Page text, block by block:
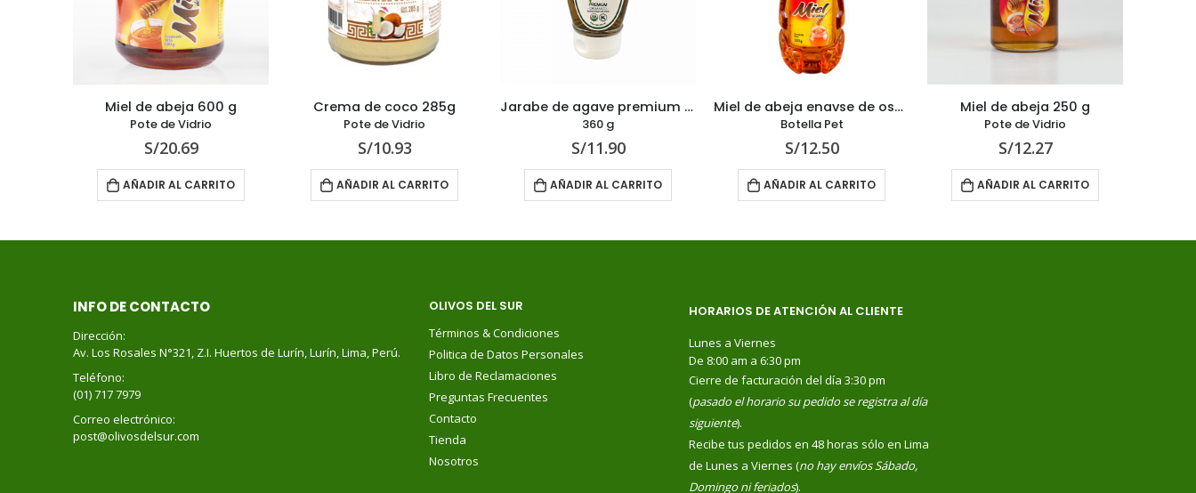
Miel de abeja 600 g
Pote de Vidrio
S/20.69
AÑADIR AL CARRITO
Crema de coco 285g
Pote de Vidrio
S/10.93
AÑADIR AL CARRITO
Jarabe de agave premium sabor a Clorofila
360 g
S/11.90
AÑADIR AL CARRITO
Miel de abeja enavse de oso 320 g
Botella Pet
S/12.50
AÑADIR AL CARRITO
Miel de abeja 250 g
Pote de Vidrio
S/12.27
AÑADIR AL CARRITO
INFO DE CONTACTO
Dirección:
Av. Los Rosales N°321, Z.I. Huertos de Lurín, Lurín, Lima, Perú.
Teléfono:
(01) 717 7979
Correo electrónico:
post@olivosdelsur.com
OLIVOS DEL SUR
Términos & Condiciones
Politica de Datos Personales
Libro de Reclamaciones
Preguntas Frecuentes
Contacto
Tienda
Nosotros
HORARIOS DE ATENCIÓN AL CLIENTE
Lunes a Viernes
De 8:00 am a 6:30 pm
Cierre de facturación del día 3:30 pm
(pasado el horario su pedido se registra al día
siguiente).
Recibe tus pedidos en 48 horas sólo en Lima
de Lunes a Viernes (no hay envíos Sábado,
Domingo ni feriados).